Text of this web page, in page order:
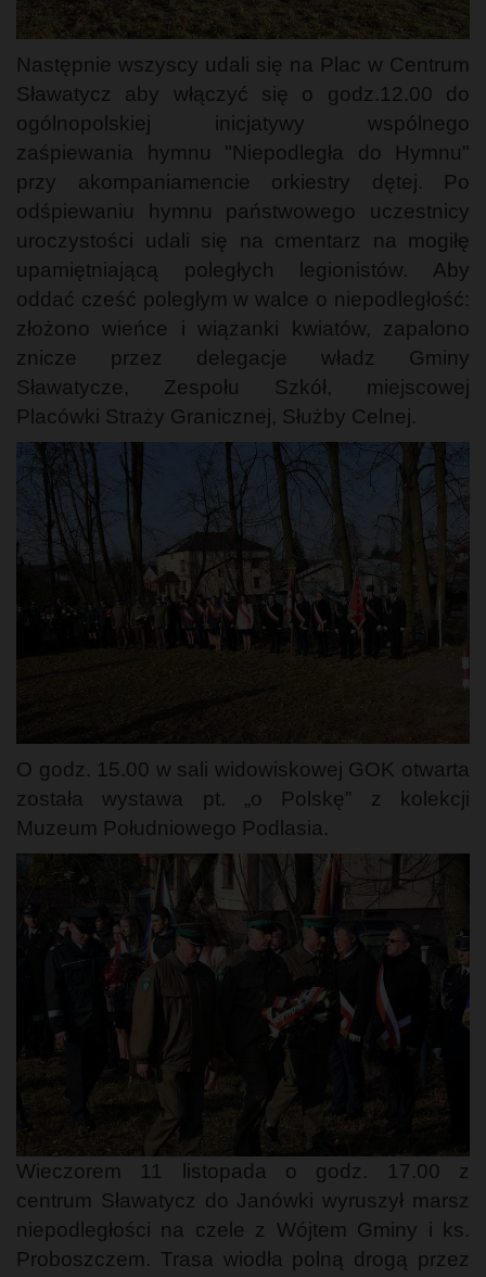
Następnie wszyscy udali się na Plac w Centrum
Sławatycz aby włączyć się o godz.12.00 do
ogólnopolskiej inicjatywy wspólnego
zaśpiewania hymnu "Niepodległa do Hymnu"
przy akompaniamencie orkiestry dętej. Po
odśpiewaniu hymnu państwowego uczestnicy
uroczystości udali się na cmentarz na mogiłę
upamiętniającą poległych legionistów. Aby
oddać cześć poległym w walce o niepodległość:
złożono wieńce i wiązanki kwiatów, zapalono
znicze przez delegacje władz Gminy
Sławatycze, Zespołu Szkół, miejscowej
Placówki Straży Granicznej, Służby Celnej.
O godz. 15.00 w sali widowiskowej GOK otwarta
została wystawa pt. „o Polskę” z kolekcji
Muzeum Południowego Podlasia.
Wieczorem 11 listopada o godz. 17.00 z
centrum Sławatycz do Janówki wyruszył marsz
niepodległości na czele z Wójtem Gminy i ks.
Proboszczem. Trasa wiodła polną drogą przez